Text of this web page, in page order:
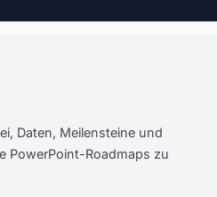
Daten, Meilensteine und
PowerPoint-Roadmaps zu